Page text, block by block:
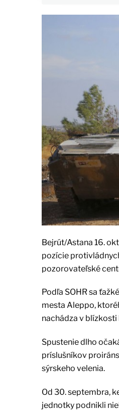
Bejrút/Astana 16.
pozície
pozorovateľské
Podľa SOHR sa
mesta Aleppo,
nachádza v
Spustenie dlho
príslušníkov
sýrskeho velenia.
Od 30. septembra,
jednotky podnikli